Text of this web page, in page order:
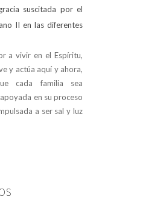
suscitada por el
II en las diferentes
a vivir en el Espíritu,
y actúa aquí y ahora,
cada familia sea
en su proceso
a ser sal y luz